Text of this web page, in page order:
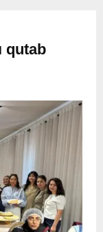
qutab